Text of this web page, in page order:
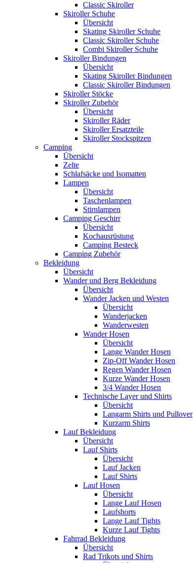
Classic Skiroller
Skiroller Schuhe
Übersicht
Skating Skiroller Schuhe
Classic Skiroller Schuhe
Combi Skiroller Schuhe
Skiroller Bindungen
Übersicht
Skating Skiroller Bindungen
Classic Skiroller Bindungen
Skiroller Stöcke
Skiroller Zubehör
Übersicht
Skiroller Räder
Skiroller Ersatzteile
Skiroller Stockspitzen
Camping
Übersicht
Zelte
Schlafsäcke und Isomatten
Lampen
Übersicht
Taschenlampen
Stirnlampen
Camping Geschirr
Übersicht
Kochausrüstung
Camping Besteck
Camping Zubehör
Bekleidung
Übersicht
Wander und Berg Bekleidung
Übersicht
Wander Jacken und Westen
Übersicht
Wanderjacken
Wanderwesten
Wander Hosen
Übersicht
Lange Wander Hosen
Zip-Off Wander Hosen
Regen Wander Hosen
Kurze Wander Hosen
3/4 Wander Hosen
Technische Layer und Shirts
Übersicht
Langarm Shirts und Pullover
Kurzarm Shirts
Lauf Bekleidung
Übersicht
Lauf Shirts
Übersicht
Lauf Jacken
Lauf Shirts
Lauf Hosen
Übersicht
Lange Lauf Hosen
Laufshorts
Lange Lauf Tights
Kurze Lauf Tights
Fahrrad Bekleidung
Übersicht
Rad Trikots und Shirts